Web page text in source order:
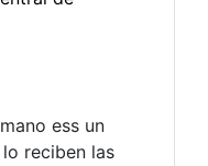
ess un
reciben las